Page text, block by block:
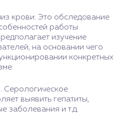
крови. Это обследование
работы
изучение
на основании чего
конкретных
Серологическое
выявить гепатиты,
заболевания и т.д.